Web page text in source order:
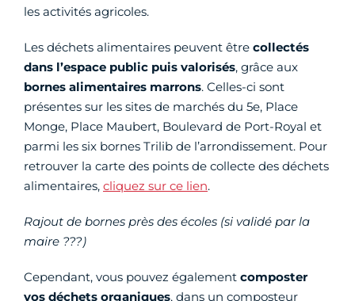
les activités agricoles.
Les déchets alimentaires peuvent être collectés
dans l’espace public puis valorisés, grâce aux
bornes alimentaires marrons. Celles-ci sont
présentes sur les sites de marchés du 5e, Place
Monge, Place Maubert, Boulevard de Port-Royal et
parmi les six bornes Trilib de l’arrondissement. Pour
retrouver la carte des points de collecte des déchets
alimentaires, cliquez sur ce lien.
Rajout de bornes près des écoles (si validé par la
maire ???)
Cependant, vous pouvez également composter
vos déchets organiques, dans un composteur